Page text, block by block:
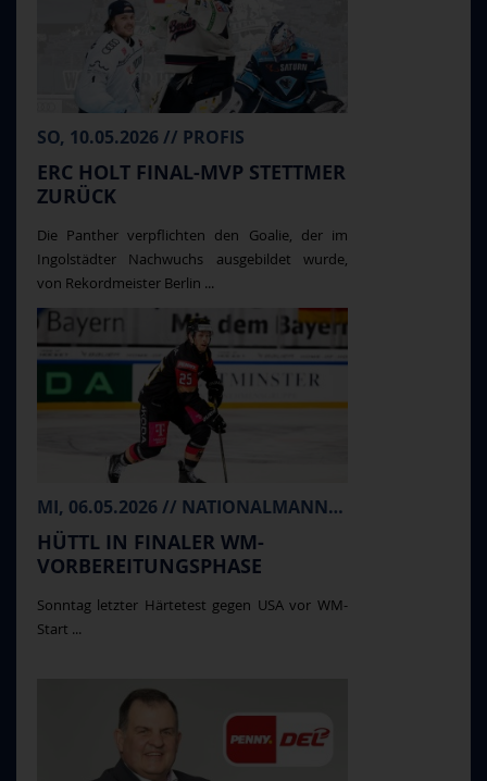
SO, 10.05.2026 // PROFIS
ERC HOLT FINAL-MVP STETTMER
ZURÜCK
Die Panther verpflichten den Goalie, der im
Ingolstädter Nachwuchs ausgebildet wurde,
von Rekordmeister Berlin ...
MI, 06.05.2026 // NATIONALMANNSCHAFT
HÜTTL IN FINALER WM-
VORBEREITUNGSPHASE
Sonntag letzter Härtetest gegen USA vor WM-
Start ...